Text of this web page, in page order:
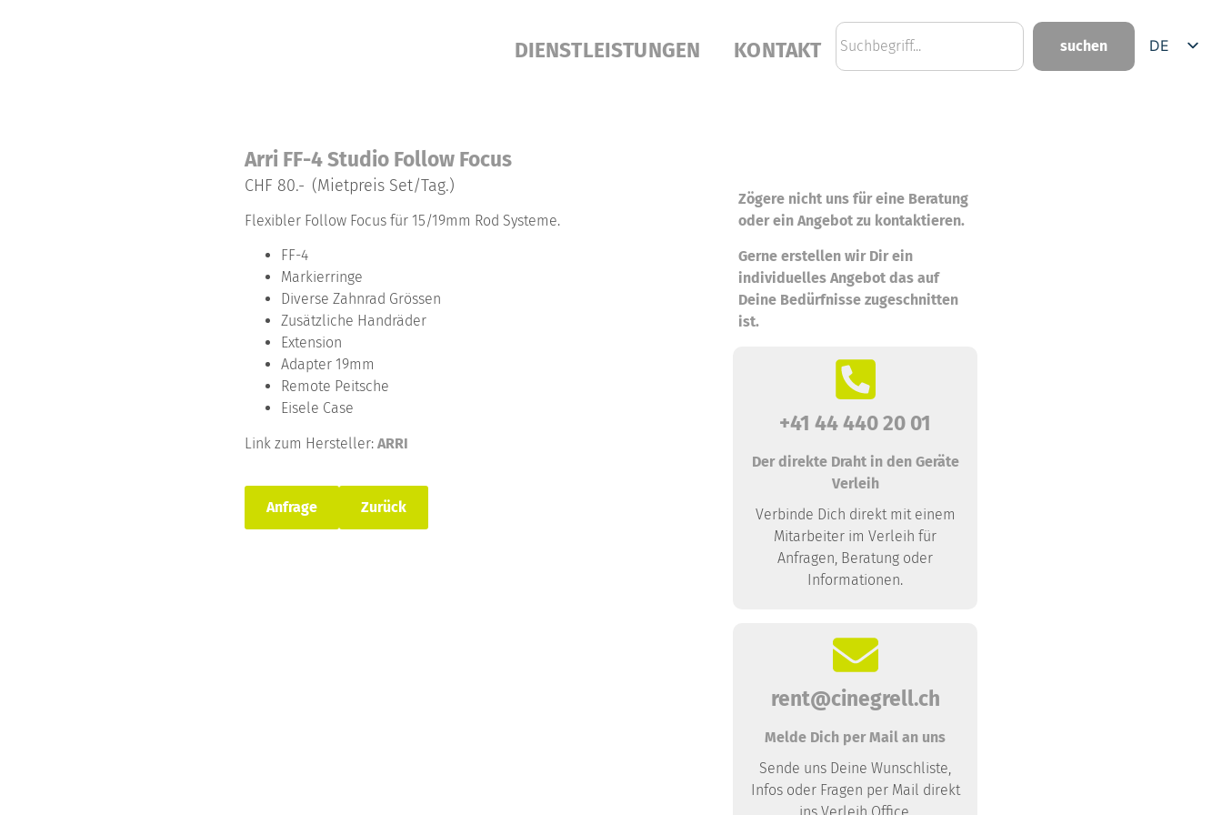
DIENSTLEISTUNGEN KONTAKT suchen
DE
Arri FF-4 Studio Follow Focus
CHF 80.- (Mietpreis Set/Tag.)
Flexibler Follow Focus für 15/19mm Rod Systeme.
FF-4
Markierringe
Diverse Zahnrad Grössen
Zusätzliche Handräder
Extension
Adapter 19mm
Remote Peitsche
Eisele Case
Link zum Hersteller: ARRI
Anfrage Zurück
Zögere nicht uns für eine Beratung
oder ein Angebot zu kontaktieren.
Gerne erstellen wir Dir ein
individuelles Angebot das auf
Deine Bedürfnisse zugeschnitten
ist.
+41 44 440 20 01
Der direkte Draht in den Geräte
Verleih
Verbinde Dich direkt mit einem
Mitarbeiter im Verleih für
Anfragen, Beratung oder
Informationen.
rent@cinegrell.ch
Melde Dich per Mail an uns
Sende uns Deine Wunschliste,
Infos oder Fragen per Mail direkt